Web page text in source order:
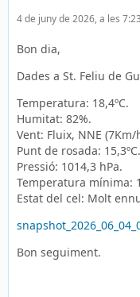
4 de juny de 2026, a les 7:23
Bon dia,
Dades a St. Feliu de
Temperatura: 18,4ºC.
Humitat: 82%.
Vent: Fluix, NNE (7Km/
Punt de rosada: 15,3ºC.
Pressió: 1014,3 hPa.
Temperatura mínima:
Estat del cel: Molt
Bon seguiment.